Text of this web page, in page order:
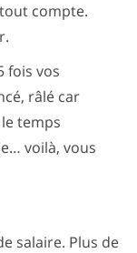
compte.
fois vos
râlé car
temps
voilà, vous
salaire. Plus de